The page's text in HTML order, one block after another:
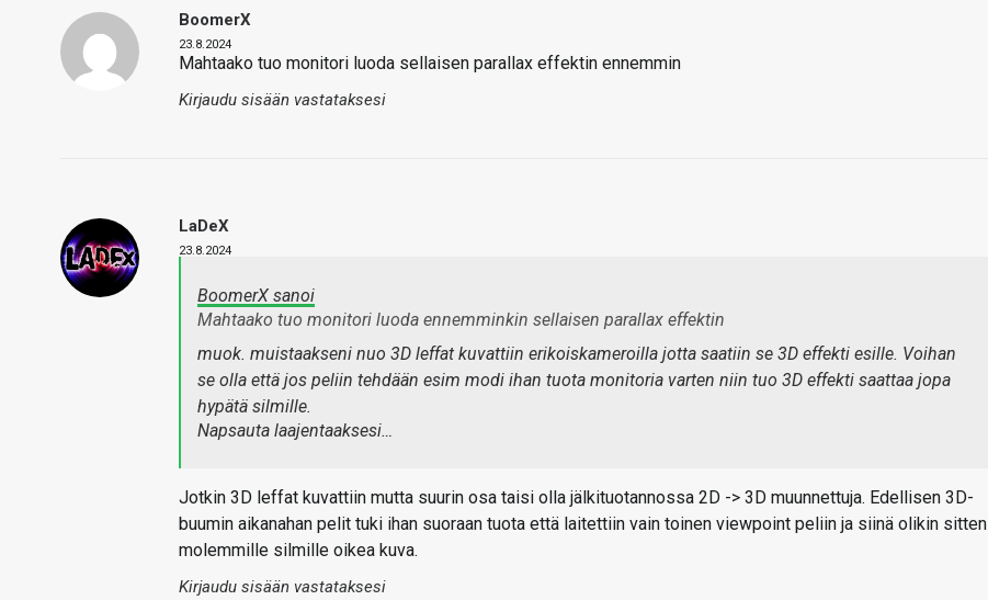
BoomerX
23.8.2024
Mahtaako tuo monitori luoda sellaisen parallax effektin ennemmin
Kirjaudu sisään vastataksesi
LaDeX
23.8.2024
BoomerX sanoi
Mahtaako tuo monitori luoda ennemminkin sellaisen parallax effektin
muok. muistaakseni nuo 3D leffat kuvattiin erikoiskameroilla jotta saatiin se 3D effekti esille. Voihan
se olla että jos peliin tehdään esim modi ihan tuota monitoria varten niin tuo 3D effekti saattaa jopa
hypätä silmille.
Napsauta laajentaaksesi…
Jotkin 3D leffat kuvattiin mutta suurin osa taisi olla jälkituotannossa 2D -> 3D muunnettuja. Edellisen 3D-
buumin aikanahan pelit tuki ihan suoraan tuota että laitettiin vain toinen viewpoint peliin ja siinä olikin sitten
molemmille silmille oikea kuva.
Kirjaudu sisään vastataksesi